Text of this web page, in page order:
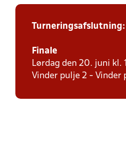
Turneringsafslutning:
Finale
Lørdag den 20. juni
Vinder pulje 2 - Vinder